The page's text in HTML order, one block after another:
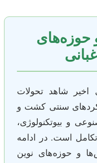
حوزه‌های
اخیر شاهد تحولات
سنتی کشت و
و بیوتکنولوژی،
است. در ادامه
و حوزه‌های نوین